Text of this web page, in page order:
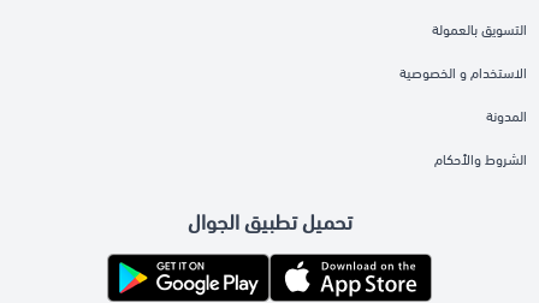
التسويق بالعمولة
الاستخدام و الخصوصية
المدونة
الشروط والأحكام
تحميل تطبيق الجوال